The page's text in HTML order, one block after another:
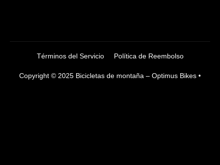
Copyright © 2025 Bicicletas de montaña – Optimus Bikes •
Términos del Servicio Política de Reembolso